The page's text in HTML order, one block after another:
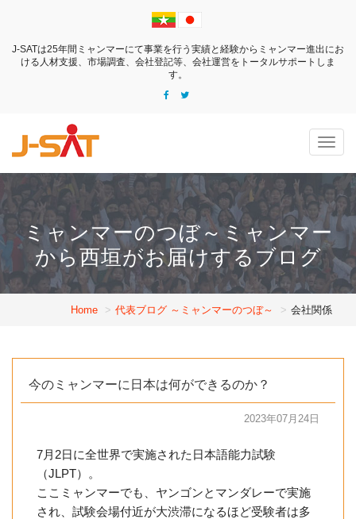
J-SATは25年間ミャンマーにて事業を行う実績と経験からミャンマー進出にお
ける 人材支援、市場調査、会社登記等、会社運営をトータルサポートしま
す。
ミャンマーのつぼ～ミャンマー
から西垣がお届けするブログ
Home 代表ブログ ～ミャンマーのつぼ～ 会社関係
今のミャンマーに日本は何ができるのか？
2023年07月24日
7月2日に全世界で実施された日本語能力試験
（JLPT）。
ここミャンマーでも、ヤンゴンとマンダレーで実施
され、試験会場付近が大渋滞になるほど受験者は多